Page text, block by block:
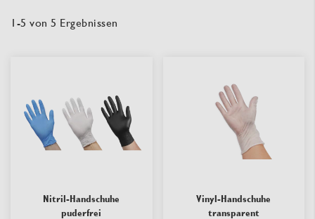
1 -5 von 5 Ergebnissen
Nitril-Handschuhe
puderfrei
Vinyl-Handschuhe
transparent